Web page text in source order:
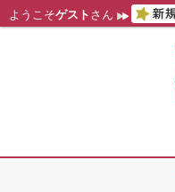
ようこそゲスト さん